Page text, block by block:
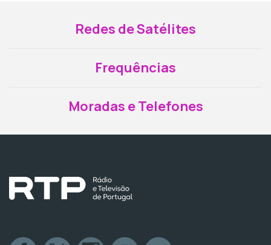
Redes de Satélites
Frequências
Moradas e Telefones